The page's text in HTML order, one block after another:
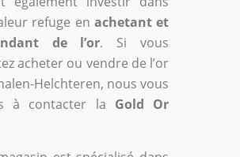
refuge en achetant et
de l’or. Si vous
acheter ou vendre de l’or
Helchteren, nous vous
à contacter la Gold Or